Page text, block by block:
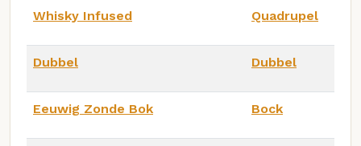
Whisky Infused Quadrupel
Dubbel Dubbel
Eeuwig Zonde Bok Bock